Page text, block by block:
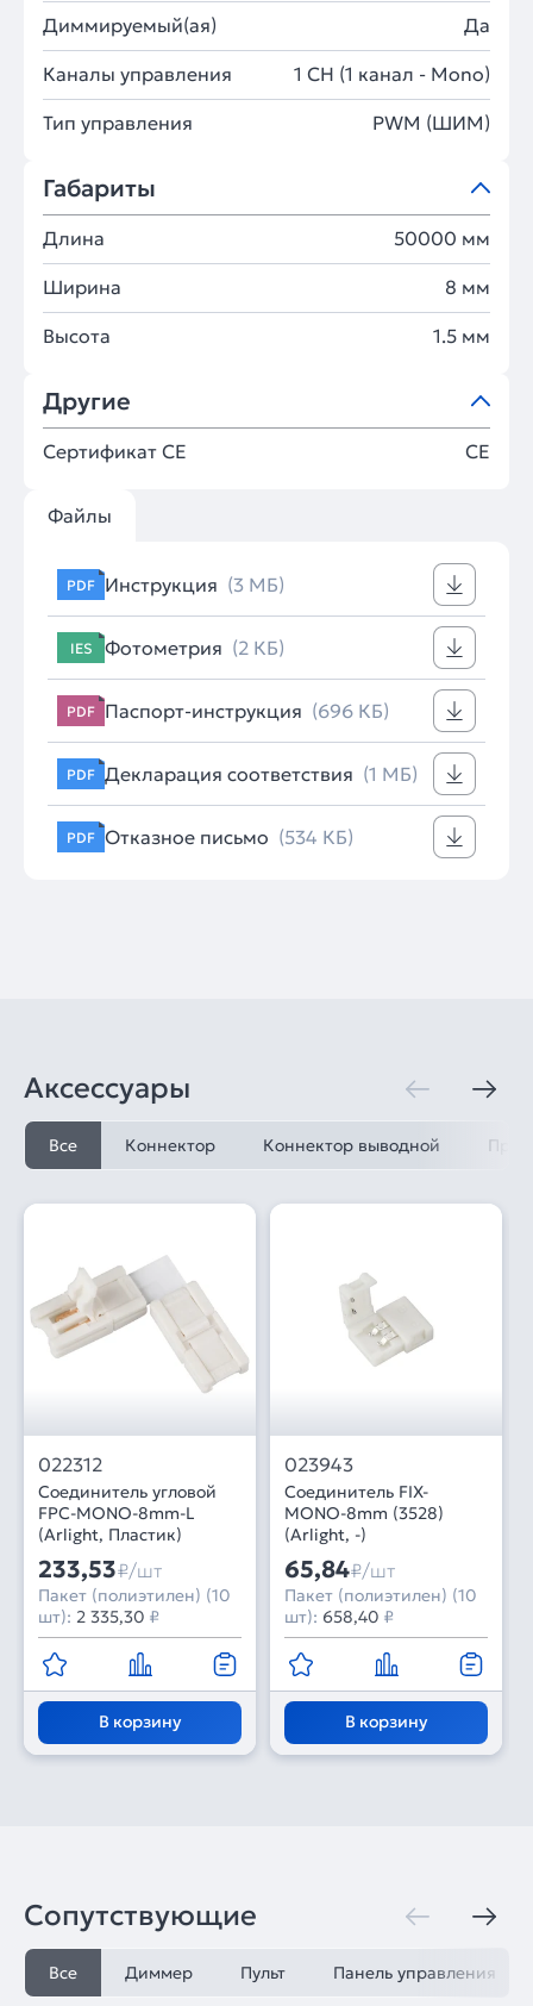
Диммируемый(ая) Да
Каналы управления 1 CH (1 канал - Mono)
Тип управления PWM (ШИМ)
Габариты
Длина 50000 мм
Ширина 8 мм
Высота 1.5 мм
Другие
Сертификат CE CE
Файлы
PDF Инструкция (3 МБ)
IES Фотометрия (2 КБ)
PDF Паспорт-инструкция (696 КБ)
PDF Декларация соответствия (1 МБ)
PDF Отказное письмо (534 КБ)
Аксессуары
Все Коннектор Коннектор выводной
022312
Соединитель угловой
FPC-MONO-8mm-L
(Arlight, Пластик)
233,53₽/шт
Пакет (полиэтилен) (10
шт): 2 335,30 ₽
В корзину
023943
Соединитель FIX-
MONO-8mm (3528)
(Arlight, -)
65,84₽/шт
Пакет (полиэтилен) (10
шт): 658,40 ₽
В корзину
Сопутствующие
Все Диммер Пульт Панель управления